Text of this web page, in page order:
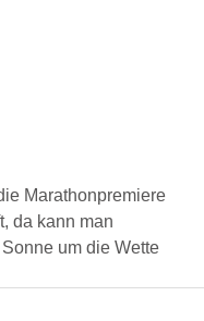
Marathonpremiere
da kann man
um die Wette